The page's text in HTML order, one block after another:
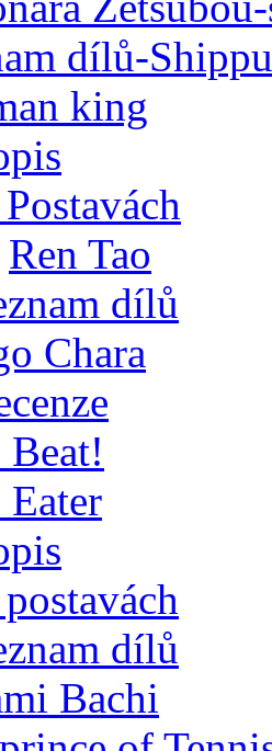
dílů-
king
Ren Tao
dílů
Chara
dílů
Bachi